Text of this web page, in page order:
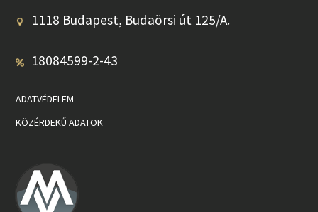
1118 Budapest, Budaörsi út 125/A.
18084599-2-43
ADATVÉDELEM
KÖZÉRDEKŰ ADATOK